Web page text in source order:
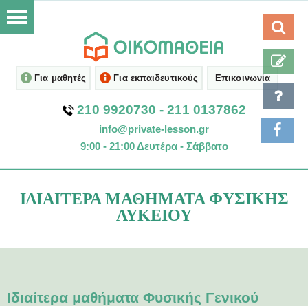
Για μαθητές Για εκπαιδευτικούς Επικοινωνία
210 9920730 - 211 0137862
info@private-lesson.gr
9:00 - 21:00 Δευτέρα - Σάββατο
ΙΔΙΑΊΤΕΡΑ ΜΑΘΉΜΑΤΑ ΦΥΣΙΚΉΣ
ΛΥΚΕΊΟΥ
Ιδιαίτερα μαθήματα Φυσικής Γενικού